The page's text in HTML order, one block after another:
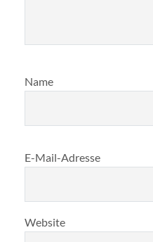
Name
E-Mail-Adresse
Website